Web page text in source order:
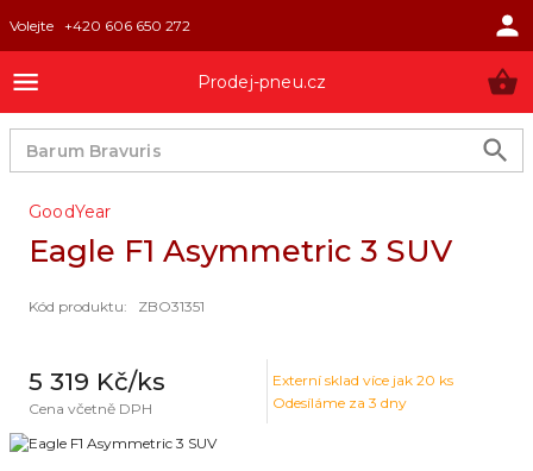
Volejte +420 606 650 272
Prodej-pneu.cz
GoodYear
Eagle F1 Asymmetric 3 SUV
Kód produktu: ZBO31351
5 319 Kč/ks
Cena včetně DPH
Externí sklad více jak 20 ks
Odesíláme za 3 dny